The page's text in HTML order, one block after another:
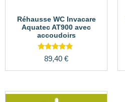
Réhausse WC Invacare
Aquatec AT900 avec
accoudoirs
Note
4.63
sur 5
89,40 €